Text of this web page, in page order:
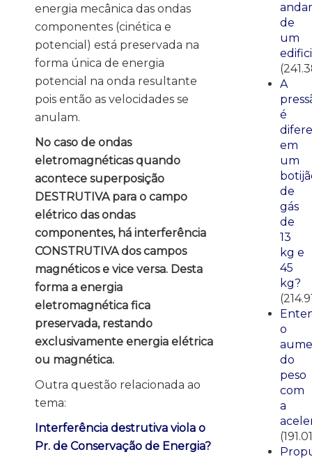
energia mecânica das ondas
componentes (cinética e
potencial) está preservada na
forma única de energia
potencial na onda resultante
pois então as velocidades se
anulam.
No caso de ondas
eletromagnéticas quando
acontece superposição
DESTRUTIVA para o campo
elétrico das ondas
componentes, há interferência
CONSTRUTIVA dos campos
magnéticos e vice versa. Desta
forma a energia
eletromagnética fica
preservada, restando
exclusivamente energia elétrica
ou magnética.
Outra questão relacionada ao
tema:
Interferência destrutiva viola o
Pr. de Conservação de Energia?
andar
de
um
A
é
em
um
de
gás
de
13
kg e
45
kg?
o
do
peso
com
a